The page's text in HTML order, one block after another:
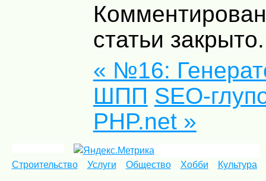
статьи закрыто.
« №16:
ШПП SEO-
PHP.net »
Строительство Услуги Общество Хобби Культура